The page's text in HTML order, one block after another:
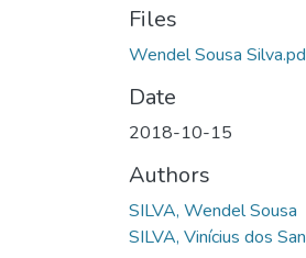
Files
Wendel Sousa
Date
2018-10-15
Authors
SILVA, Wendel Sousa
SILVA, Vinícius dos